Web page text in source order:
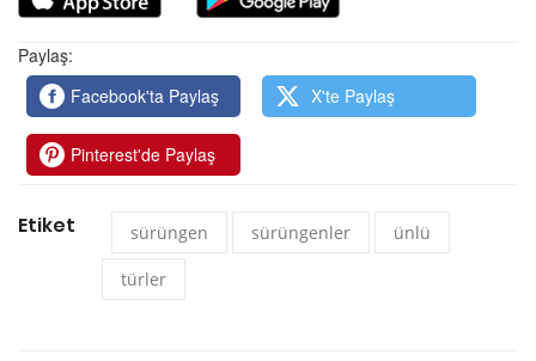
Paylaş:
Facebook'ta Paylaş
X'te Paylaş
Pinterest'de Paylaş
Etiket sürüngen sürüngenler ünlü
türler